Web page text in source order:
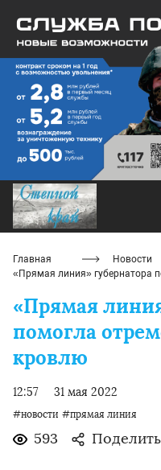
Главная
Новости
«Прямая линия» губернатора
«Прямая
помогла
кровлю
12:57 31 мая 2022
#новости #прямая линия
593